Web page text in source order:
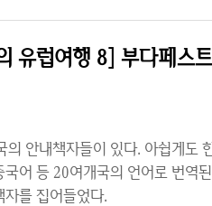
유럽여행 8] 부다페스
의 안내책자들이 있다. 아쉽게도
어 등 20여개국의 언어로 번역
를 집어들었다.